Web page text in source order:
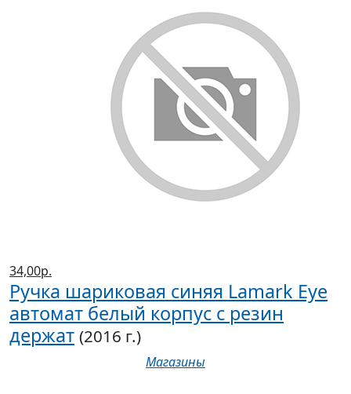
34,00р.
Ручка шариковая синяя Lamark Eye
автомат белый корпус с резин
держат (2016 г.)
Магазины